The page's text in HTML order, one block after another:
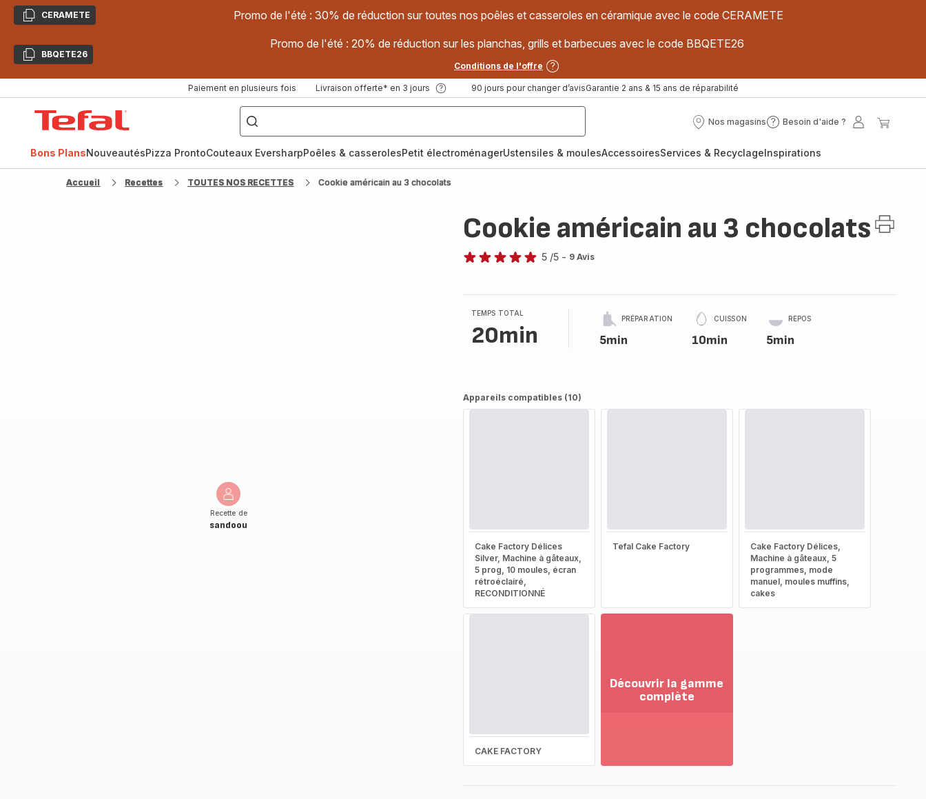
CopierCERAMETE Promo de l'été : 30% de réduction sur toutes nos poêles et casseroles en céramique avec le code CERAMETE
CopierBBQETE26
Promo de l'été : 20% de réduction sur les planchas, grills et barbecues avec le code BBQETE26
Conditions de l'offre
Paiement en plusieurs fois Livraison offerte* en 3 jours 90 jours pour changer d’avisGarantie 2 ans & 15 ans de réparabilité
["Poêles
inox,
Cake
Factory,
Nos magasins
Nos
Besoin d'aide ?
Besoin
?
Mon
Bons PlansNouveautésPizza ProntoCouteaux EversharpPoêles & casserolesPetit électroménagerUstensiles & moulesAccessoiresServices & RecyclageInspirations
Accueil Recettes TOUTES NOS RECETTES Cookie américain au 3 chocolats
Recette de
sandoou
Cookie américain au 3 chocolats
étoiles
(moyenne)
5 /5 - 9 Avis
TEMPS TOTAL
20min
PRÉPARATION
5min
CUISSON
10min
REPOS
5min
Appareils compatibles (10)
Cake Factory Délices
Silver, Machine à gâteaux,
5 prog, 10 moules, écran
rétroéclairé,
RECONDITIONNÉ
Tefal Cake Factory
Cake Factory Délices,
Machine à gâteaux, 5
programmes, mode
manuel, moules muffins,
cakes
CAKE FACTORY
Découvrir la gamme
complète
la